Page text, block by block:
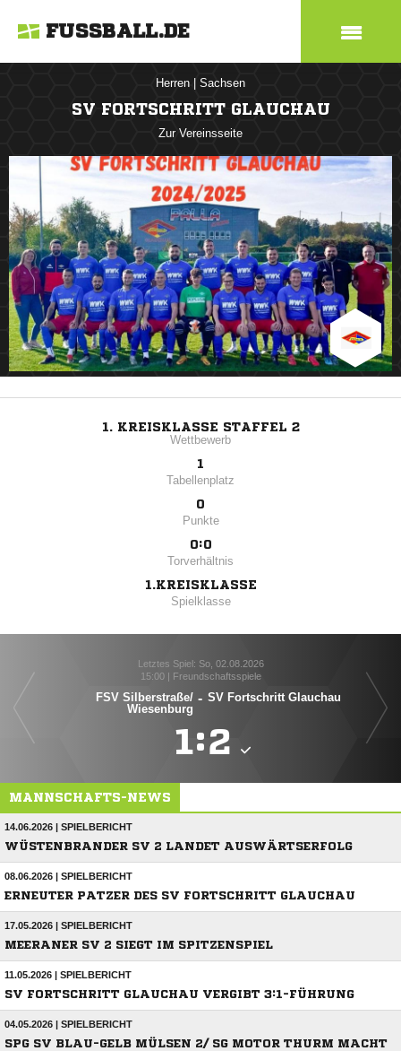
FUSSBALL.DE
Herren Sachsen
SV FORTSCHRITT GLAUCHAU
Zur Vereinsseite
1. KREISKLASSE STAFFEL 2
Wettbewerb
1
Tabellenplatz
0
Punkte
0:0
Torverhältnis
1.KREISKLASSE
Spielklasse
Letztes Spiel: So, 02.08.2026
15:00 | Freundschaftsspiele
FSV Silberstraße/​
Wiesenburg
- SV Fortschritt Glauchau
:
MANNSCHAFTS-NEWS
14.06.2026 | SPIELBERICHT
WÜSTENBRANDER SV 2 LANDET AUSWÄRTSERFOLG
08.06.2026 | SPIELBERICHT
ERNEUTER PATZER DES SV FORTSCHRITT GLAUCHAU
17.05.2026 | SPIELBERICHT
MEERANER SV 2 SIEGT IM SPITZENSPIEL
11.05.2026 | SPIELBERICHT
SV FORTSCHRITT GLAUCHAU VERGIBT 3:1-FÜHRUNG
04.05.2026 | SPIELBERICHT
SPG SV BLAU-GELB MÜLSEN 2/ SG MOTOR THURM MACHT